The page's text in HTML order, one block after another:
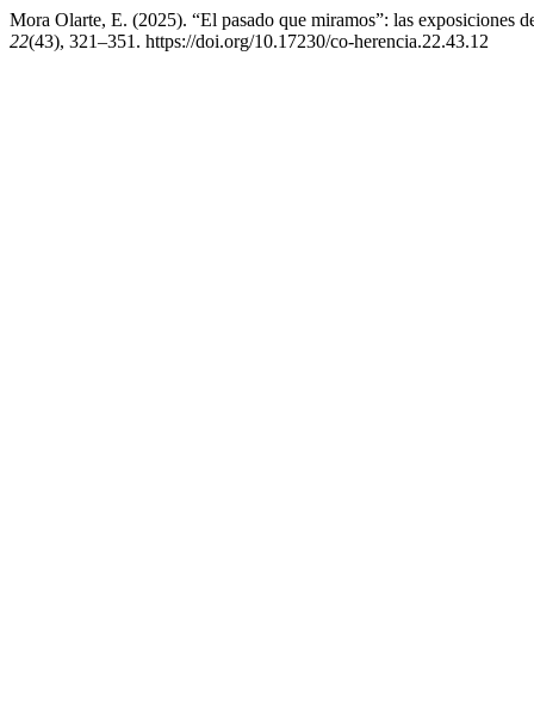
Mora Olarte, E. (2025). “El pasado que miramos”: las exposiciones
22(43), 321–351. https://doi.org/10.17230/co-herencia.22.43.12